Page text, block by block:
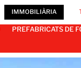
IMMOBILIÀRIA
PREFABRICATS DE